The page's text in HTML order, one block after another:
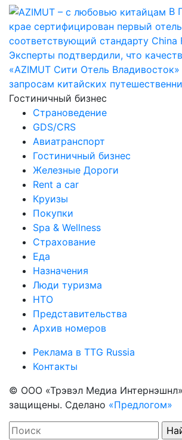
В
крае сертифицирован первый
соответствующий стандарту China
Эксперты подтвердили, что
«AZIMUT Сити Отель Владивосток»
запросам китайских
Гостиничный бизнес
Страноведение
GDS/CRS
Авиатранспорт
Гостиничный бизнес
Железные Дороги
Rent a car
Круизы
Покупки
Spa & Wellness
Страхование
Еда
Назначения
Люди туризма
НТО
Представительства
Архив номеров
Реклама в TTG Russia
Контакты
© ООО «Трэвэл Медиа
защищены. Сделано «Предлогом»